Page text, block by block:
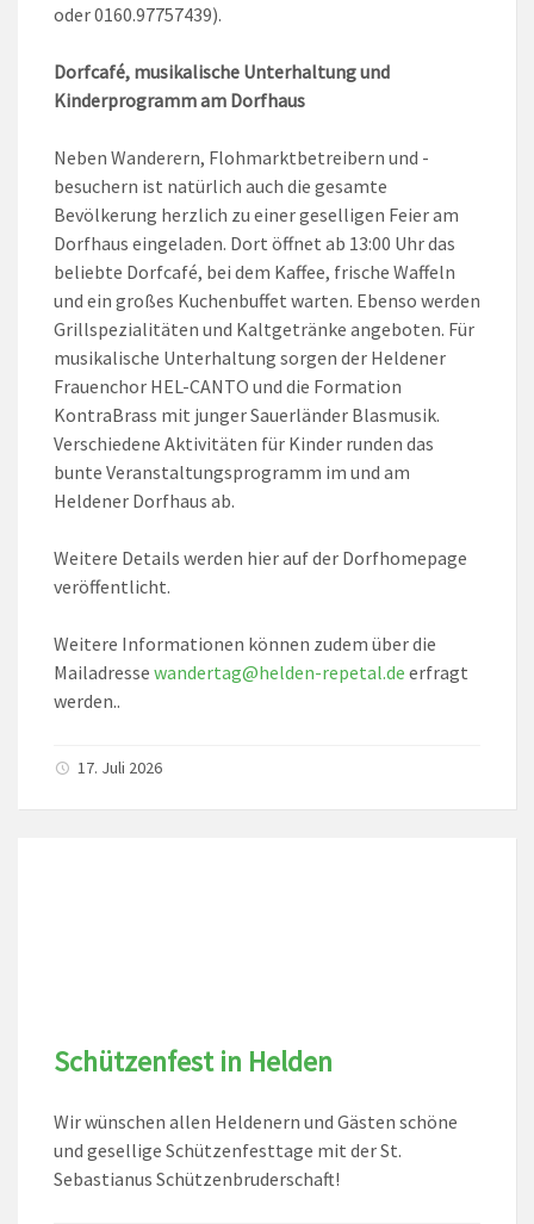
oder 0160.97757439).
Dorfcafé, musikalische Unterhaltung und
Kinderprogramm am Dorfhaus
Neben Wanderern, Flohmarktbetreibern und -
besuchern ist natürlich auch die gesamte
Bevölkerung herzlich zu einer geselligen Feier am
Dorfhaus eingeladen. Dort öffnet ab 13:00 Uhr das
beliebte Dorfcafé, bei dem Kaffee, frische Waffeln
und ein großes Kuchenbuffet warten. Ebenso werden
Grillspezialitäten und Kaltgetränke angeboten. Für
musikalische Unterhaltung sorgen der Heldener
Frauenchor HEL-CANTO und die Formation
KontraBrass mit junger Sauerländer Blasmusik.
Verschiedene Aktivitäten für Kinder runden das
bunte Veranstaltungsprogramm im und am
Heldener Dorfhaus ab.
Weitere Details werden hier auf der Dorfhomepage
veröffentlicht.
Weitere Informationen können zudem über die
Mailadresse wandertag@helden-repetal.de erfragt
werden..
17. Juli 2026
Schützenfest in Helden
Wir wünschen allen Heldenern und Gästen schöne
und gesellige Schützenfesttage mit der St.
Sebastianus Schützenbruderschaft!